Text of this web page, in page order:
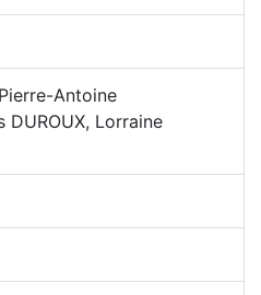
Antoine
DUROUX, Lorraine